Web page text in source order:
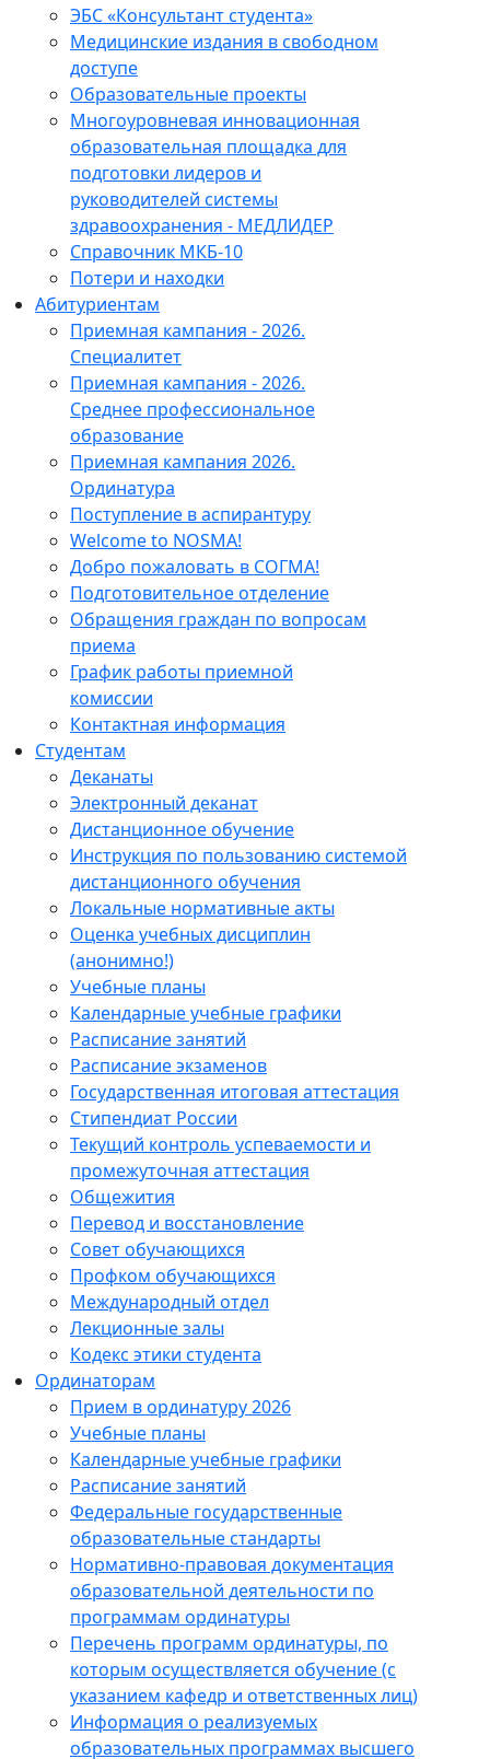
ЭБС «Консультант студента»
Медицинские издания в свободном
доступе
Образовательные проекты
Многоуровневая инновационная
образовательная площадка для
подготовки лидеров и
руководителей системы
здравоохранения - МЕДЛИДЕР
Справочник МКБ-10
Потери и находки
Абитуриентам
Приемная кампания - 2026.
Специалитет
Приемная кампания - 2026.
Среднее профессиональное
образование
Приемная кампания 2026.
Ординатура
Поступление в аспирантуру
Welcome to NOSMA!
Добро пожаловать в СОГМА!
Подготовительное отделение
Обращения граждан по вопросам
приема
График работы приемной
комиссии
Контактная информация
Студентам
Деканаты
Электронный деканат
Дистанционное обучение
Инструкция по пользованию системой
дистанционного обучения
Локальные нормативные акты
Оценка учебных дисциплин
(анонимно!)
Учебные планы
Календарные учебные графики
Расписание занятий
Расписание экзаменов
Государственная итоговая аттестация
Стипендиат России
Текущий контроль успеваемости и
промежуточная аттестация
Общежития
Перевод и восстановление
Совет обучающихся
Профком обучающихся
Международный отдел
Лекционные залы
Кодекс этики студента
Ординаторам
Прием в ординатуру 2026
Учебные планы
Календарные учебные графики
Расписание занятий
Федеральные государственные
образовательные стандарты
Нормативно-правовая документация
образовательной деятельности по
программам ординатуры
Перечень программ ординатуры, по
которым осуществляется обучение (с
указанием кафедр и ответственных лиц)
Информация о реализуемых
образовательных программах высшего